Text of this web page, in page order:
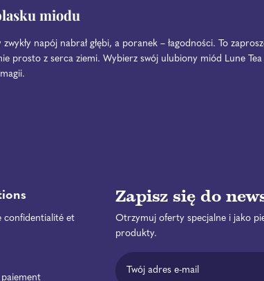
miodu
napój nabrał głębi, a poranek – łagodności. To
prosto z serca ziemi. Wybierz swój ulubiony miód Lune
confidentialité et
Zapisz się do
Otrzymuj oferty specjalne i jako
produkty.